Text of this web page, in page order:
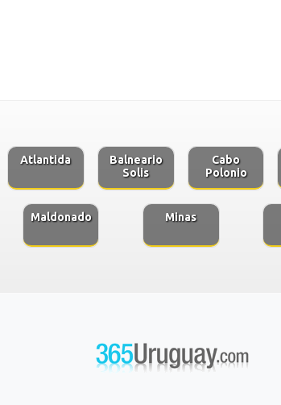
Atlantida
Balneario
Solis
Cabo
Polonio
Maldonado Minas